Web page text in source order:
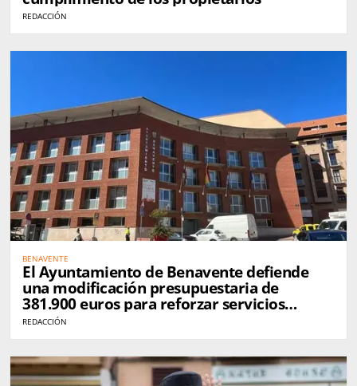
REDACCIÓN
BENAVENTE
El Ayuntamiento de Benavente defiende
una modificación presupuestaria de
381.900 euros para reforzar servicios
municipales
REDACCIÓN